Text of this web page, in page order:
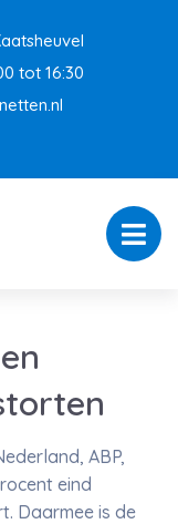
tot 16:30
ABP,
eind
Daarmee is de